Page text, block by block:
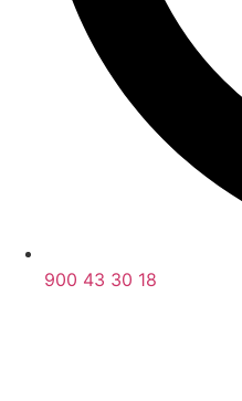
900 43 30 18